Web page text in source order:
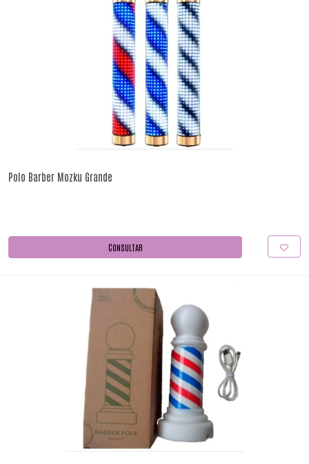
Polo Barber Mozku Grande
CONSULTAR